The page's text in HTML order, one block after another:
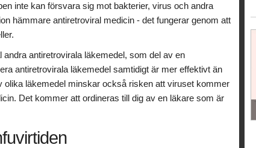
inte kan försvara sig mot bakterier, virus och andra
hämmare antiretroviral medicin - det fungerar genom att
antiretrovirala läkemedel, som del av en
antiretrovirala läkemedel samtidigt är mer effektivt än
olika läkemedel minskar också risken att viruset kommer
Det kommer att ordineras till dig av en läkare som är